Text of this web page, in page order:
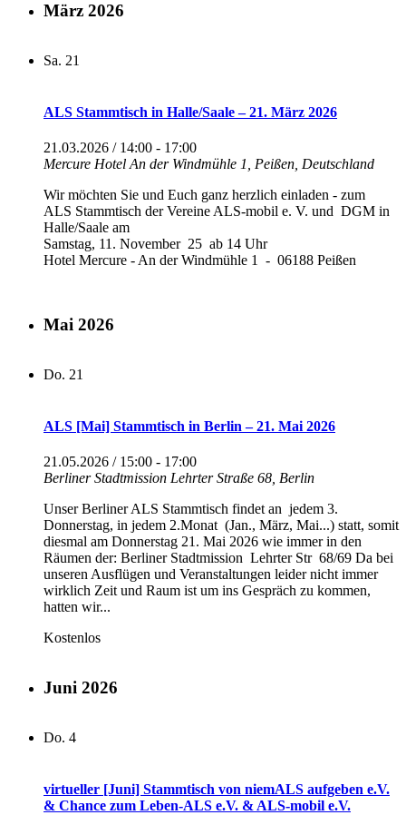
März 2026
Sa. 21
ALS Stammtisch in Halle/Saale – 21. März 2026
21.03.2026 / 14:00 - 17:00
Mercure Hotel An der Windmühle 1, Peißen, Deutschland
Wir möchten Sie und Euch ganz herzlich einladen - zum
ALS Stammtisch der Vereine ALS-mobil e. V. und DGM in
Halle/Saale am
Samstag, 11. November 25 ab 14 Uhr
Hotel Mercure - An der Windmühle 1 - 06188 Peißen
Mai 2026
Do. 21
ALS [Mai] Stammtisch in Berlin – 21. Mai 2026
21.05.2026 / 15:00 - 17:00
Berliner Stadtmission Lehrter Straße 68, Berlin
Unser Berliner ALS Stammtisch findet an jedem 3.
Donnerstag, in jedem 2.Monat (Jan., März, Mai...) statt, somit
diesmal am Donnerstag 21. Mai 2026 wie immer in den
Räumen der: Berliner Stadtmission Lehrter Str 68/69 Da bei
unseren Ausflügen und Veranstaltungen leider nicht immer
wirklich Zeit und Raum ist um ins Gespräch zu kommen,
hatten wir...
Kostenlos
Juni 2026
Do. 4
virtueller [Juni] Stammtisch von niemALS aufgeben e.V.
& Chance zum Leben-ALS e.V. & ALS-mobil e.V.